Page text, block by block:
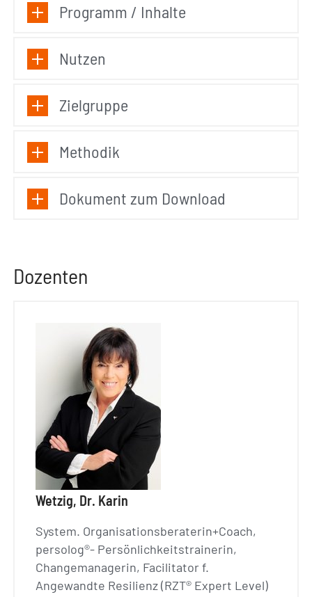
Programm / Inhalte
Nutzen
Zielgruppe
Methodik
Dokument zum Download
Dozenten
Wetzig, Dr. Karin
System. Organisationsberaterin+Coach,
persolog®- Persönlichkeitstrainerin,
Changemanagerin, Facilitator f.
Angewandte Resilienz (RZT® Expert Level)